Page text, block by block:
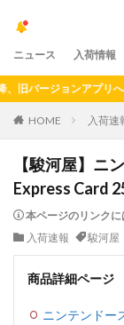
ニュース 入荷情報
ジョンアプリへのプ
HOME 入荷速
【駿河屋】ニ
Express Card
本ページのリンクに
入荷速報
駿河屋
商品詳細ページ
ニンテンドー